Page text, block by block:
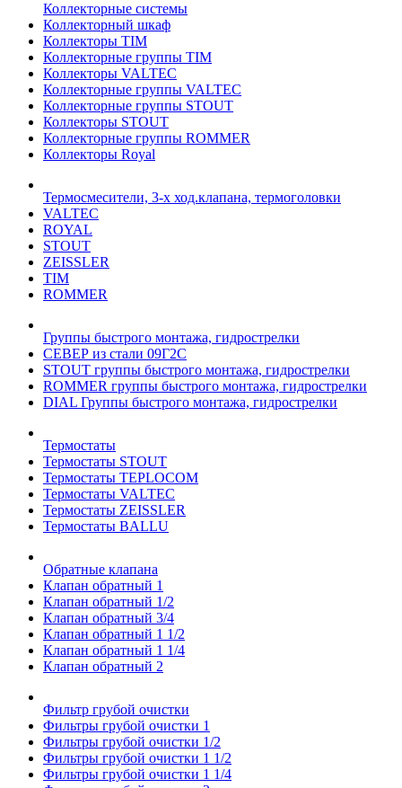
Коллекторные системы
Коллекторный шкаф
Коллекторы TIM
Коллекторные группы TIM
Коллекторы VALTEC
Коллекторные группы VALTEC
Коллекторные группы STOUT
Коллекторы STOUT
Коллекторные группы ROMMER
Коллекторы Royal
Термосмесители, 3-х ход.клапана, термоголовки
VALTEC
ROYAL
STOUT
ZEISSLER
TIM
ROMMER
Группы быстрого монтажа, гидрострелки
СЕВЕР из стали 09Г2С
STOUT группы быстрого монтажа, гидрострелки
ROMMER группы быстрого монтажа, гидрострелки
DIAL Группы быстрого монтажа, гидрострелки
Термостаты
Термостаты STOUT
Термостаты TEPLOCOM
Термостаты VALTEC
Термостаты ZEISSLER
Термостаты BALLU
Обратные клапана
Клапан обратный 1
Клапан обратный 1/2
Клапан обратный 3/4
Клапан обратный 1 1/2
Клапан обратный 1 1/4
Клапан обратный 2
Фильтр грубой очистки
Фильтры грубой очистки 1
Фильтры грубой очистки 1/2
Фильтры грубой очистки 1 1/2
Фильтры грубой очистки 1 1/4